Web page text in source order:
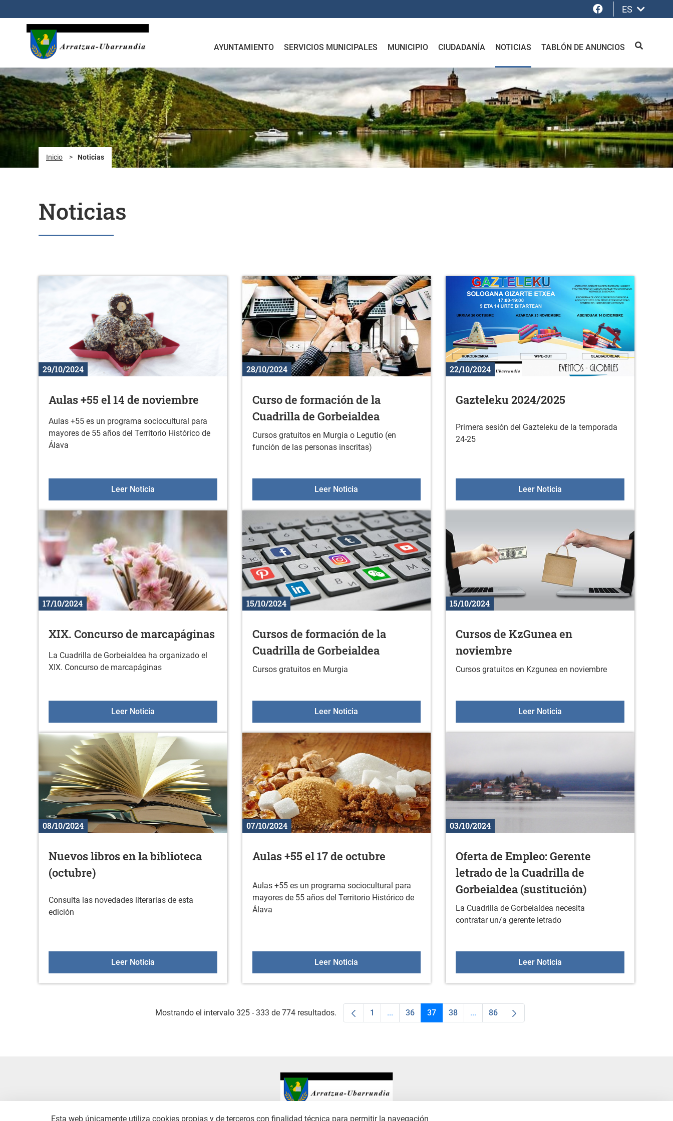
Facebook
ES
AYUNTAMIENTO SERVICIOS MUNICIPALES MUNICIPIO CIUDADANÍA NOTICIAS TABLÓN DE ANUNCIOS BUSCAR
Inicio > Noticias
Noticias
29/10/2024
Aulas +55 el 14 de noviembre
Aulas +55 es un programa sociocultural para
mayores de 55 años del Territorio Histórico de
Álava
Leer NoticiaAulas +55 el 14 de noviembre
28/10/2024
Curso de formación de la
Cuadrilla de Gorbeialdea
Cursos gratuitos en Murgia o Legutio (en
función de las personas inscritas)
Leer Noticia Curso de formación de la Cuadrilla de Gorbeialdea
22/10/2024
Gazteleku 2024/2025
Primera sesión del Gazteleku de la temporada
24-25
Leer Noticia
17/10/2024
XIX. Concurso de marcapáginas
La Cuadrilla de Gorbeialdea ha organizado el
XIX. Concurso de marcapáginas
Leer NoticiaXIX. Concurso de marcapáginas
15/10/2024
Cursos de formación de la
Cuadrilla de Gorbeialdea
Cursos gratuitos en Murgia
Leer Noticia Cursos de formación de la Cuadrilla de Gorbeialdea
15/10/2024
Cursos de KzGunea en
noviembre
Cursos gratuitos en Kzgunea en noviembre
Leer Noticia
08/10/2024
Nuevos libros en la biblioteca
(octubre)
Consulta las novedades literarias de esta
edición
Leer NoticiaNuevos libros en la biblioteca (octubre)
07/10/2024
Aulas +55 el 17 de octubre
Aulas +55 es un programa sociocultural para
mayores de 55 años del Territorio Histórico de
Álava
Leer Noticia
03/10/2024
Oferta de Empleo: Gerente
letrado de la Cuadrilla de
Gorbeialdea (sustitución)
La Cuadrilla de Gorbeialdea necesita
contratar un/a gerente letrado
Leer Noticia
Mostrando el intervalo 325 - 333 de 774 resultados. Página
1 ...Páginas intermedias Use TAB para desplazarse.
Página
36 Página
37 Página
38 ...Páginas intermedias Use TAB para desplazarse.
Página
86
Esta web únicamente utiliza cookies propias y de terceros con finalidad técnica para permitir la navegación